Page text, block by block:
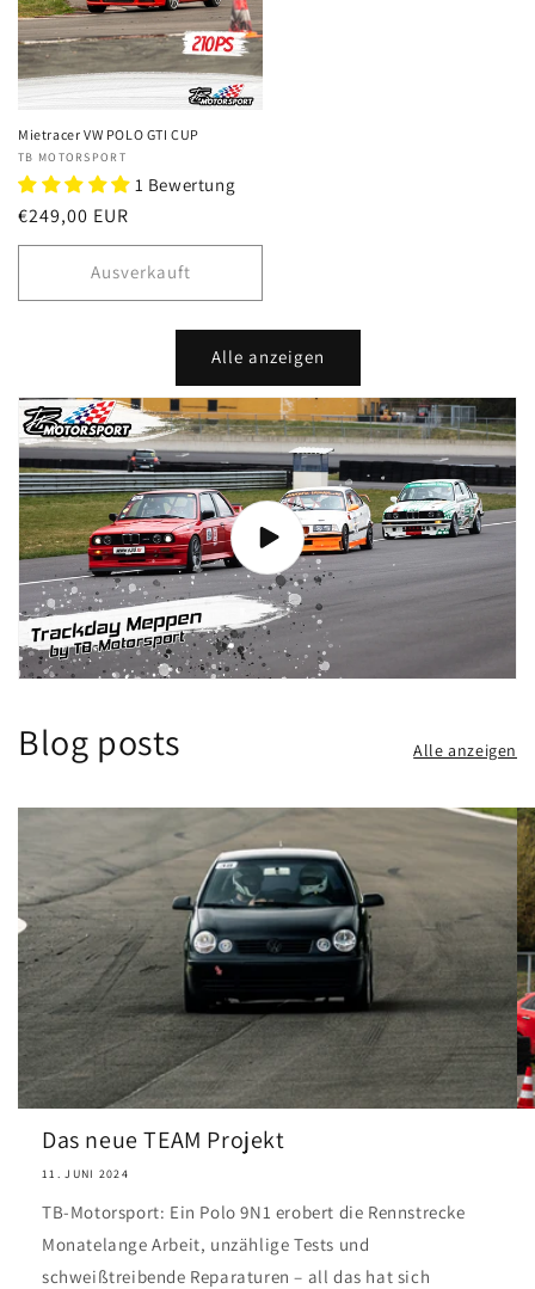
Mietracer VW POLO GTI CUP
Anbieter:
TB MOTORSPORT
1 Bewertung
Normaler
Preis
€249,00 EUR
Ausverkauft
Alle anzeigen
Blog posts Alle anzeigen
Das neue TEAM Projekt
11. JUNI 2024
TB-Motorsport: Ein Polo 9N1 erobert die Rennstrecke
Monatelange Arbeit, unzählige Tests und
schweißtreibende Reparaturen – all das hat sich